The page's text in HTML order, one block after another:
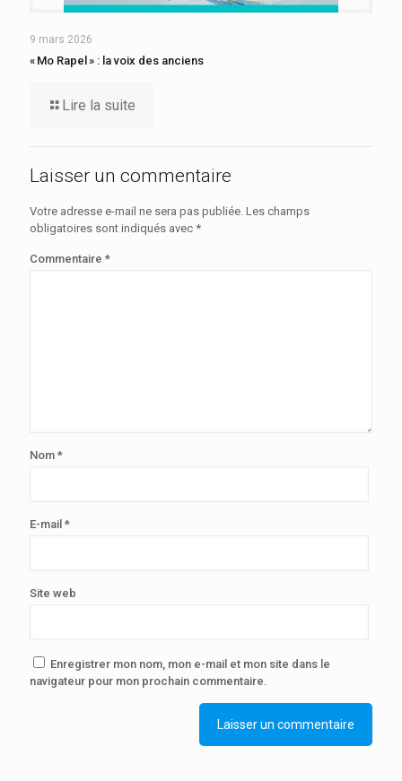
9 mars 2026
« Mo Rapel » : la voix des anciens
Lire la suite
Laisser un commentaire
Votre adresse e-mail ne sera pas publiée. Les champs
obligatoires sont indiqués avec *
Commentaire *
Nom *
E-mail *
Site web
Enregistrer mon nom, mon e-mail et mon site dans le
navigateur pour mon prochain commentaire.